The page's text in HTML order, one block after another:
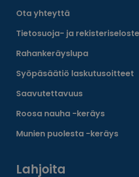
Ota yhteyttä
Tietosuoja- ja rekisteriseloste
Rahankeräyslupa
Syöpäsäätiö laskutusoitteet
Saavutettavuus
Roosa nauha -keräys
Munien puolesta -keräys
Lahjoita